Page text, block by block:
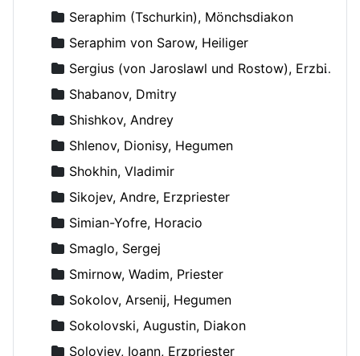
Seraphim (Tschurkin), Mönchsdiakon
Seraphim von Sarow, Heiliger
Sergius (von Jaroslawl und Rostow), Erzbischof
Shabanov, Dmitry
Shishkov, Andrey
Shlenov, Dionisy, Hegumen
Shokhin, Vladimir
Sikojev, Andre, Erzpriester
Simian-Yofre, Horacio
Smaglo, Sergej
Smirnow, Wadim, Priester
Sokolov, Arsenij, Hegumen
Sokolovski, Augustin, Diakon
Solovjev, Ioann, Erzpriester